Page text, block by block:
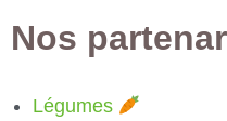
Nos
Légumes